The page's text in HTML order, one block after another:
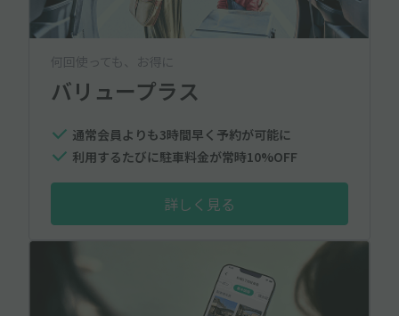
何回使っても、お得に
バリュープラス
通常会員よりも3時間早く予約が可能に
利用するたびに駐車料金が常時10%OFF
詳しく見る